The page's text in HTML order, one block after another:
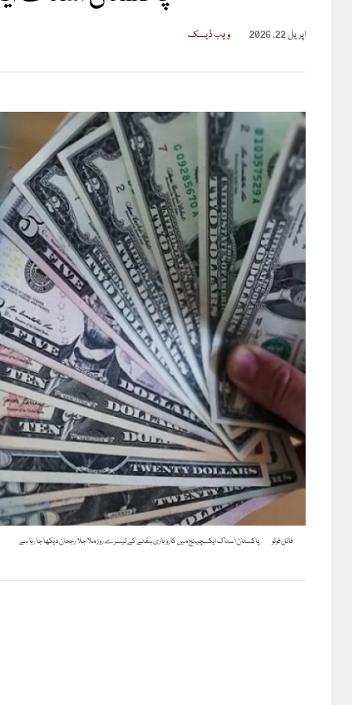
اپریل 22, 2026 ویب ڈیسک
فائل فوٹو پاکستان اسٹاک ایکسچینج میں کاروباری ہفتے کے تیسرے روز ملا جلا رجحان دیکھا جا رہا ہے